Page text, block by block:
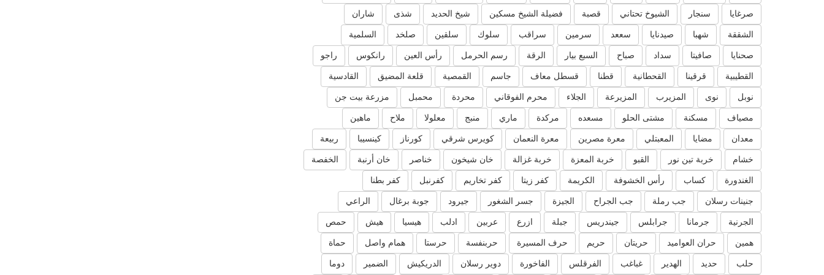
صرغايا سنجار الشيوخ تحتاني قصبة فضيلة الشيخ مسكين شيخ الحديد شذى شاران
الشققة شهبا صيدنايا سععد سرمين سراقب سلوك سلقين صلخد السلمية
صحنايا صافيتا سداد صباح السبع بيار الرقة رسم الحرمل رأس العين رانكوس راجو
القطيبية قرقينا القحطانية قطنا قسطل معاف جاسم القمصية قلعة المضيق القادسية
نوبل نوى المزيرب المزيرعة الجلاء محرم الفوقاني محردة محمبل مزرعة بيت جن
مصياف مسكنة مشتى الحلو مسعده مركدة ماري منبج معلولا ملاح ماهين
معدان مضايا المعبتلي معرة مصرين معرة النعمان كويرس شرقي كورناز كينسيبا ربيعة
خشام خربة تين نور القبو خربة المعزة خربة غزالة خان شيخون خناصر خان أرنبة الخفصة
الغندورة كساب رأس الخشوفة الكريمة كفر زيتا كفر تخاريم كفرنبل كفر بطنا
جنينات رسلان جب رملة جب الجراح الجيزة جسر الشغور جيرود جوبة برغال الراعي
الجرنية جرمانا جرابلس جيندريس جبلة ازرع عربين ادلب هيسيا هيش حمص
همين حران العواميد حريتان حريم حرف المسيرة حربنفسة حرستا همام واصل حماة
حلب حديد الهدير غباغب الفرقلس الفاخورة دوير رسلان الدريكيش الضمير دوما